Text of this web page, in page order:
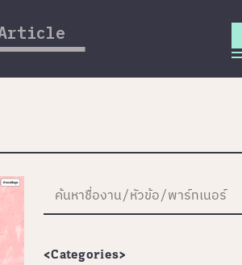
<Categories>